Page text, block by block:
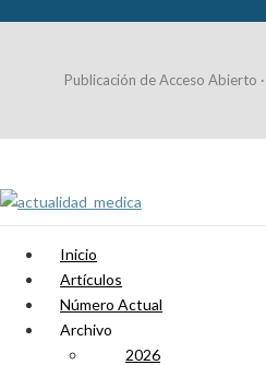
Publicación de Acceso Abierto
Inicio
Artículos
Número Actual
Archivo
2026